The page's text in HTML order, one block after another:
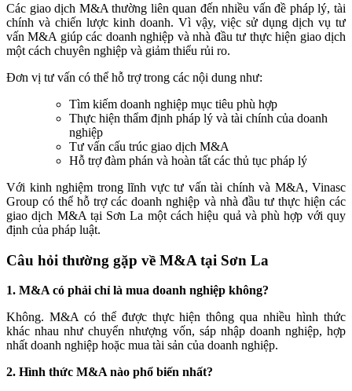
Các giao dịch M&A thường liên quan đến nhiều vấn đề pháp lý, tài
chính và chiến lược kinh doanh. Vì vậy, việc sử dụng dịch vụ tư
vấn M&A giúp các doanh nghiệp và nhà đầu tư thực hiện giao dịch
một cách chuyên nghiệp và giảm thiểu rủi ro.
Đơn vị tư vấn có thể hỗ trợ trong các nội dung như:
Tìm kiếm doanh nghiệp mục tiêu phù hợp
Thực hiện thẩm định pháp lý và tài chính của doanh
nghiệp
Tư vấn cấu trúc giao dịch M&A
Hỗ trợ đàm phán và hoàn tất các thủ tục pháp lý
Với kinh nghiệm trong lĩnh vực tư vấn tài chính và M&A, Vinasc
Group có thể hỗ trợ các doanh nghiệp và nhà đầu tư thực hiện các
giao dịch M&A tại Sơn La một cách hiệu quả và phù hợp với quy
định của pháp luật.
Câu hỏi thường gặp về M&A tại Sơn La
1. M&A có phải chỉ là mua doanh nghiệp không?
Không. M&A có thể được thực hiện thông qua nhiều hình thức
khác nhau như chuyển nhượng vốn, sáp nhập doanh nghiệp, hợp
nhất doanh nghiệp hoặc mua tài sản của doanh nghiệp.
2. Hình thức M&A nào phổ biến nhất?